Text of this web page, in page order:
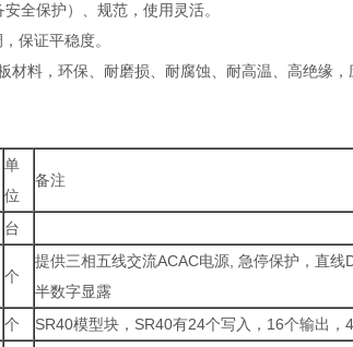
全保护）、规范，使用灵活。
保证平稳度。
材料，环保、耐磨损、耐腐蚀、耐高温、高绝缘
单
位
备注
台
个
提供三相五线交流ACAC电源, 急停保护，直
半数字显露
个 SR40模型块，SR40有24个写入，16个输出